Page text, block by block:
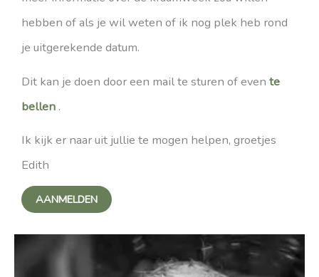
hebben of als je wil weten of ik nog plek heb rond
je uitgerekende datum.
Dit kan je doen door een mail te sturen of even te
bellen .
Ik kijk er naar uit jullie te mogen helpen, groetjes
Edith
AANMELDEN